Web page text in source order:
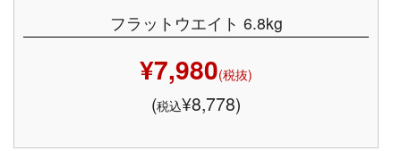
フラットウエイト 6.8kg
¥7,980(税抜)
(税込¥8,778)